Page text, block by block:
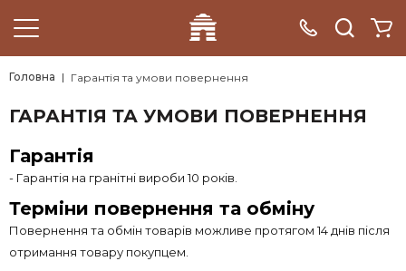
Головна Гарантія та умови повернення
ГАРАНТІЯ ТА УМОВИ ПОВЕРНЕННЯ
Гарантія
- Гарантія на гранітні вироби 10 років.
Терміни повернення та обміну
Повернення та обмін товарів можливе протягом 14 днів після
отримання товару покупцем.